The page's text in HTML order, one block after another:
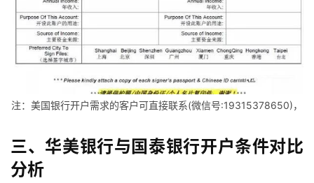
讯
公
海
外
注：美国银行开户需求的客户可直接联系(微信号:19315378650)，
三、华美银行与国泰银行开户条件对比
分析